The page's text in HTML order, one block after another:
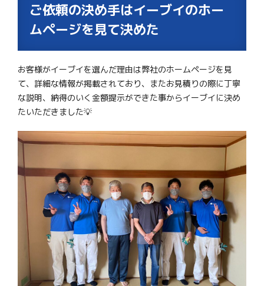
ご依頼の決め手はイーブイのホー
ムページを見て決めた
お客様がイーブイを選んだ理由は弊社のホームページを見
て、詳細な情報が掲載されており、またお見積りの際に丁寧
な説明、納得のいく金額提示ができた事からイーブイに決め
たいただきました💡